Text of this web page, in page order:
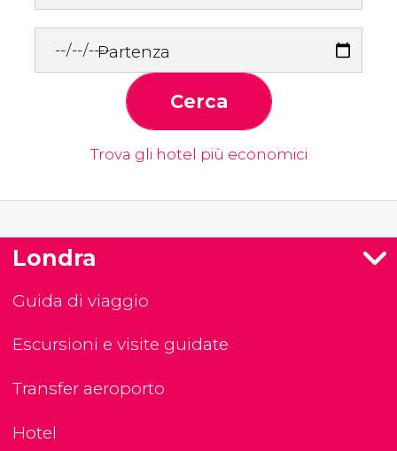
Partenza
Cerca
Trova gli hotel più economici
Londra
Guida di viaggio
Escursioni e visite guidate
Transfer aeroporto
Hotel